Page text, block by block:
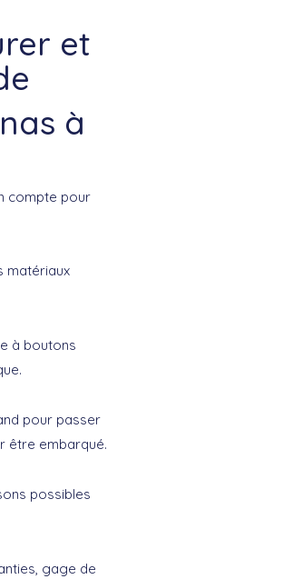
et
à
compte pour
matériaux
à boutons
pour passer
être embarqué.
possibles
gage de